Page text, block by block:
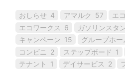
おしらせ 4 アマルク 57 エ
エコワークス
6 ガソリンスタ
キャンペーン 15 グループホー
コンビニ
2 ステップボード 1
テナント
1 デイサービス 2